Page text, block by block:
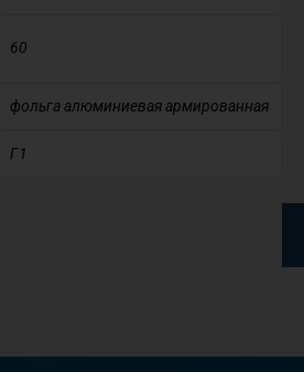
60
фольга алюминиевая армированная
Г1